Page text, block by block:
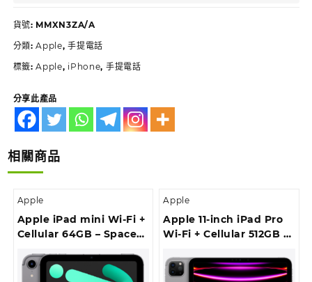
貨號: MMXN3ZA/A
分類:Apple,手提電話
標籤:Apple, iPhone, 手提電話
分享此產品
相關商品
Apple
Apple iPad mini Wi-Fi +
Cellular 64GB – Space
Apple
Apple 11-inch iPad Pro
Wi-Fi + Cellular 512GB –